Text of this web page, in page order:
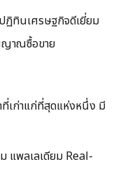
ฏิทินเศรษฐกิจดีเยี่ยม
ญาณซื้อขาย
ที่เก่าแก่ที่สุดแห่งหนึ่ง มี
แพลเลเดียม Real-